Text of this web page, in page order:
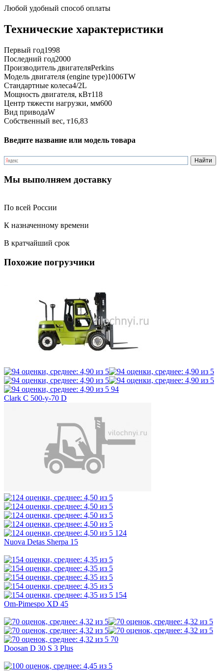
Любой удобный способ оплаты
Технические характеристики
Первый год1998
Последний год2000
Производитель двигателяPerkins
Модель двигателя (engine type)1006TW
Стандартные колеса4/2L
Мощность двигателя, кВт118
Центр тяжести нагрузки, мм600
Вид приводаW
Собственный вес, т16,83
Введите название или модель товара
Мы выполняем доставку
По всей России
К назначенному времени
В кратчайший срок
Похожие погрузчики
94
Clark C 500-y-70 D
124
Nuova Detas Sherpa 15
154
Om-Pimespo XD 45
70
Doosan D 30 S 3 Plus